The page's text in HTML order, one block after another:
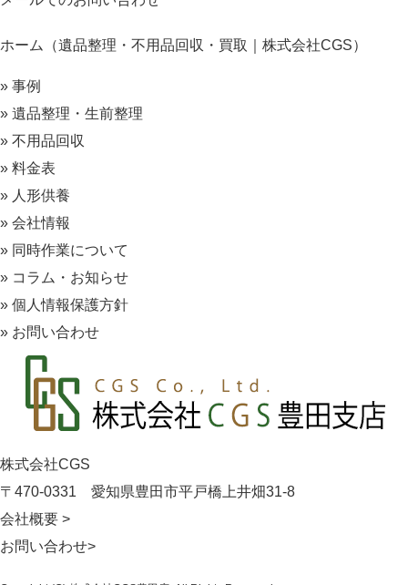
ホーム（遺品整理・不用品回収・買取｜株式会社CGS）
» 事例
» 遺品整理・生前整理
» 不用品回収
» 料金表
» 人形供養
» 会社情報
» 同時作業について
» コラム・お知らせ
» 個人情報保護方針
» お問い合わせ
株式会社CGS
〒470-0331 愛知県豊田市平戸橋上井畑31-8
会社概要 >
お問い合わせ>